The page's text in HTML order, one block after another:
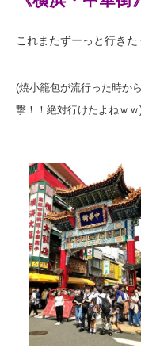
これまたずーっと行きた
(焼小籠包が流行った時か
撃！！絶対行けたよねｗｗ